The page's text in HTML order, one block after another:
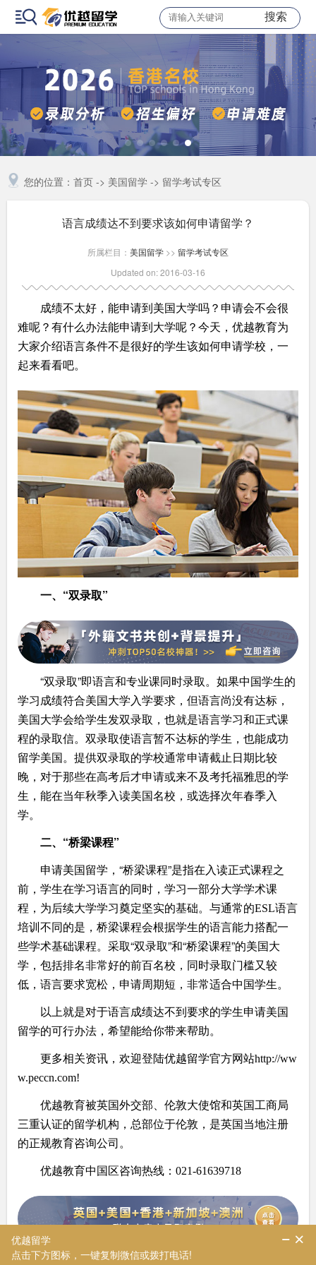
搜索
您的位置： 首页-> 美国留学-> 留学考试专区
语言成绩达不到要求该如何申请留学？
所属栏目： 美国留学 >> 留学考试专区
Updated on: 2016-03-16
成绩不太好，能申请到美国大学吗？申请会不会很
难呢？有什么办法能申请到大学呢？今天，优越教育为
大家介绍语言条件不是很好的学生该如何申请学校，一
起来看看吧。
一、 “双录取”
“双录取”即语言和专业课同时录取。如果中国学生的
学习成绩符合美国大学入学要求，但语言尚没有达标，
美国大学会给学生发双录取，也就是语言学习和正式课
程的录取信。双录取使语言暂不达标的学生，也能成功
留学美国。提供双录取的学校通常申请截止日期比较
晚，对于那些在高考后才申请或来不及考托福雅思的学
生，能在当年秋季入读美国名校，或选择次年春季入
学。
二、 “桥梁课程”
申请美国留学， “桥梁课程”是指在入读正式课程之
前，学生在学习语言的同时，学习一部分大学学术课
程，为后续大学学习奠定坚实的基础。与通常的ESL语言
培训不同的是，桥梁课程会根据学生的语言能力搭配一
些学术基础课程。采取“双录取”和“桥梁课程”的美国大
学，包括排名非常好的前百名校，同时录取门槛又较
低，语言要求宽松，申请周期短，非常适合中国学生。
以上就是对于语言成绩达不到要求的学生申请美国
留学的可行办法，希望能给你带来帮助。
更多相关资讯，欢迎登陆优越留学官方网站http://ww
w.peccn.com!
优越教育被英国外交部、伦敦大使馆和英国工商局
三重认证的留学机构，总部位于伦敦，是英国当地注册
的正规教育咨询公司。
优越教育中国区咨询热线： 021-61639718
英国区伦敦总部咨询热线：+44 (0) 203 2061211